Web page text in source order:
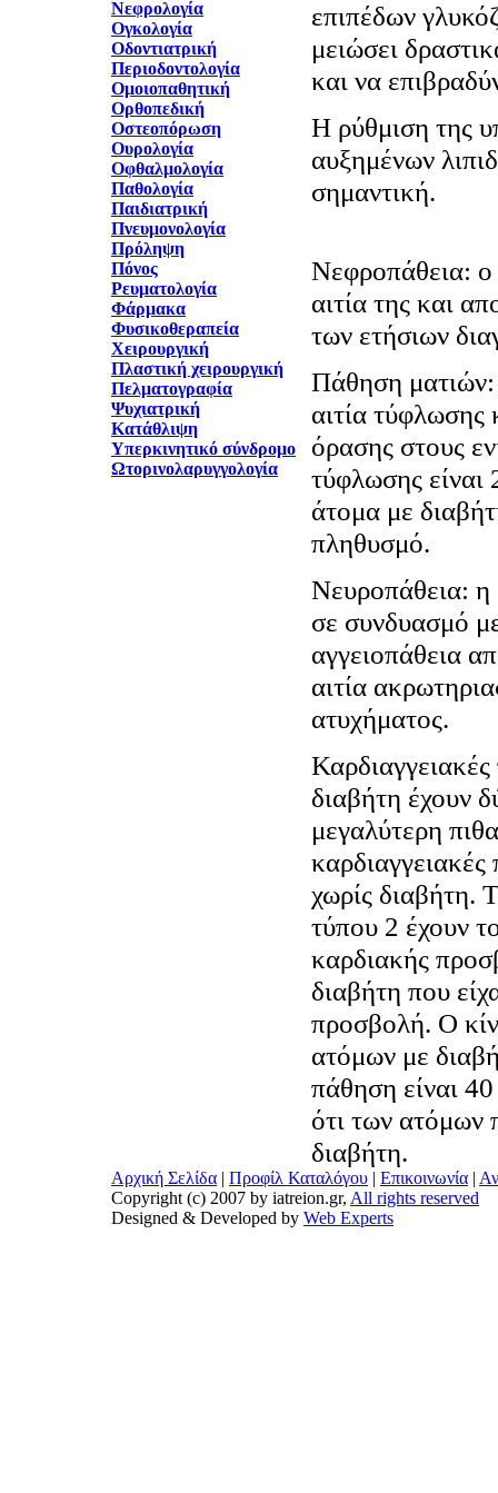
Νεφρολογία
Ογκολογία
Οδοντιατρική
Περιοδοντολογία
Ομοιοπαθητική
Ορθοπεδική
Οστεοπόρωση
Ουρολογία
Οφθαλμολογία
Παθολογία
Παιδιατρική
Πνευμονολογία
Πρόληψη
Πόνος
Ρευματολογία
Φάρμακα
Φυσικοθεραπεία
Χειρουργική
Πλαστική χειρουργική
Πελματογραφία
Ψυχιατρική
Κατάθλιψη
Υπερκινητικό σύνδρομο
Ωτορινολαρυγγολογία
επιπέδων
μειώσει
και να
Η ρύθμιση της
αυξημένων
σημαντική.
Νεφροπάθεια: ο
αιτία της και
των ετήσιων
Πάθηση ματιών:
αιτία τύφλωσης
όρασης στους
τύφλωσης είναι
άτομα με
πληθυσμό.
Νευροπάθεια: η
σε συνδυασμό
αγγειοπάθεια
αιτία
ατυχήματος.
διαβήτη έχουν
μεγαλύτερη
χωρίς διαβήτη.
τύπου 2 έχουν
καρδιακής
διαβήτη που
προσβολή. Ο
ατόμων με
πάθηση είναι
ότι των ατόμων
διαβήτη.
Αρχική Σελίδα | Προφίλ Καταλόγου | Επικοινωνία |
Copyright (c) 2007 by iatreion.gr, All rights reserved
Designed & Developed by Web Experts